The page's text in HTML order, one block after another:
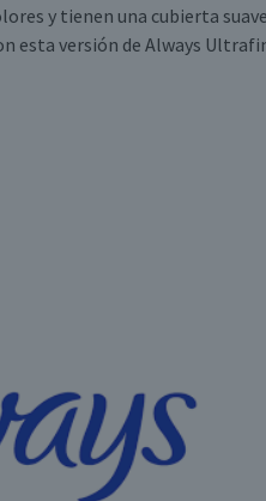
y tienen una cubierta
versión de Always